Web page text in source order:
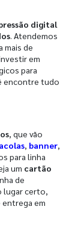
digital
. Atendemos
mais de
em
para
encontre tudo
, que vão
, banner,
para linha
um cartão
de
lugar certo,
entrega em